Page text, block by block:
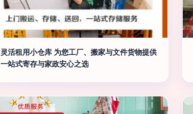
灵活租用小仓库 为您工厂、搬家与文件货物提供
一站式寄存与家政安心之选